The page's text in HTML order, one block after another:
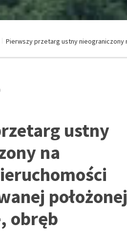
/
Pierwszy przetarg ustny nieograniczony
ustny
na
położonej
obręb